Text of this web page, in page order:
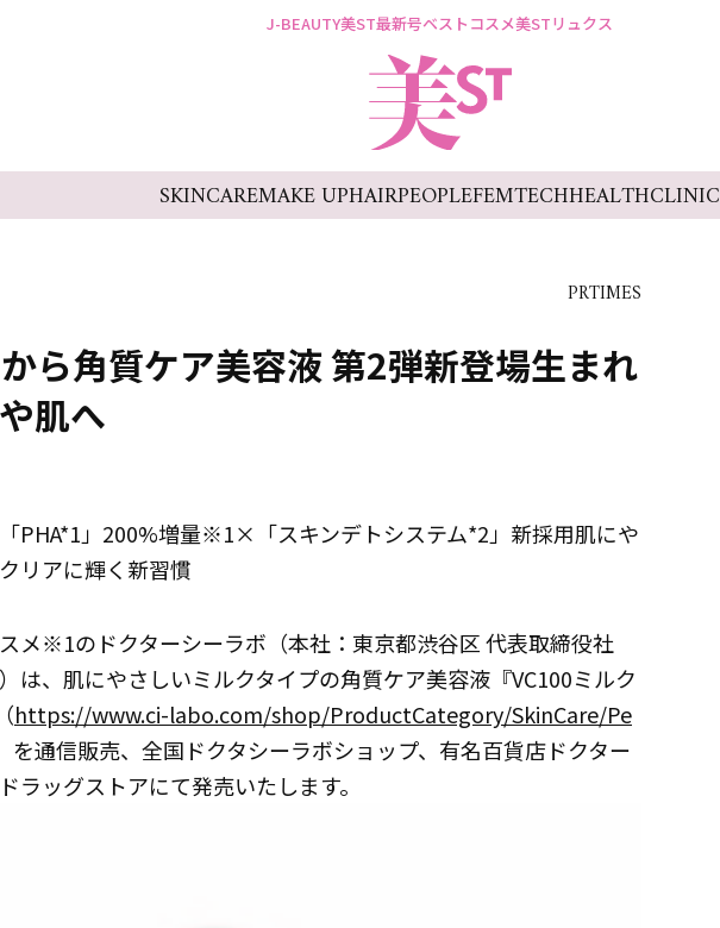
J-BEAUTY美ST最新号ベストコスメ美STリュクス
SKINCAREMAKE UPHAIRPEOPLEFEMTECHHEALTHCLINIC
PRTIMES
ら角質ケア美容液 第2弾新登場生まれ
肌へ
PHA*1」200%増量※1×「スキンデトシステム*2」新採用肌にや
リアに輝く新習慣
メ※1のドクターシーラボ（本社：東京都渋谷区 代表取締役社
は、肌にやさしいミルクタイプの角質ケア美容液『VC100ミルク
https://www.ci-labo.com/shop/ProductCategory/SkinCare/Pe
を通信販売、全国ドクタシーラボショップ、有名百貨店ドクター
ラッグストアにて発売いたします。